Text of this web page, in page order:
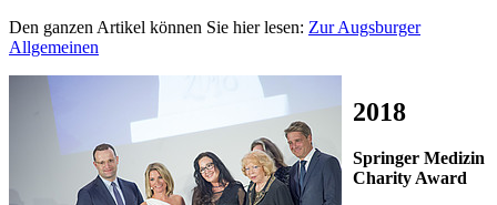
Den ganzen Artikel können Sie hier lesen: Zur Augsburger
Allgemeinen
2018
Springer Medizin
Charity Award